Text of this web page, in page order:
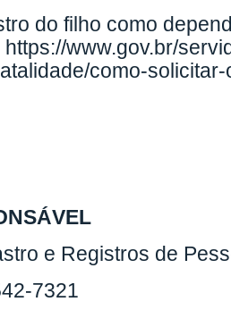
do filho como
https://www.gov.br/
como-
e Registros de
7321